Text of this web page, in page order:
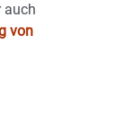
auch
von